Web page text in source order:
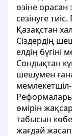
өзіне орасан
сезінуге
Қазақстан
Сіздердің
елдің бүгіні
Сондықтан
шешумен
өмірін
табысын
жағдай жасап,